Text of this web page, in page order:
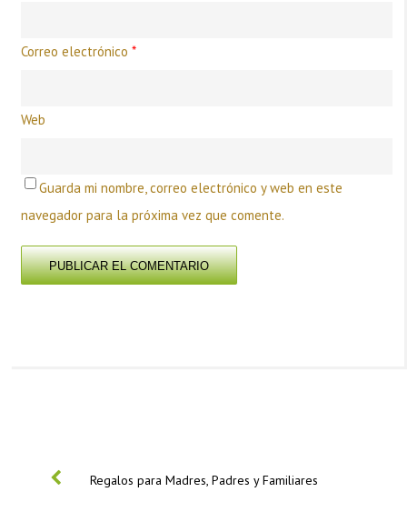
Correo electrónico*
Web
Guarda mi nombre, correo electrónico y web en este
navegador para la próxima vez que comente.
Regalos para Madres, Padres y Familiares